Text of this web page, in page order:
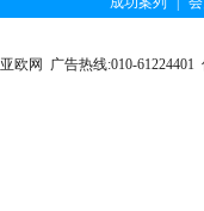
亚欧网 广告热线:010-61224401